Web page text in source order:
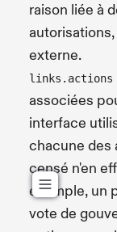
raison liée à
externe.
links.actions
associées
interface
chacune des
censé n'en
exemple, un
vote de